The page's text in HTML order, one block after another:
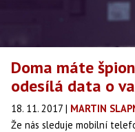
Doma máte
odesílá data o
18. 11. 2017 | MARTIN
Že nás sleduje mobilní